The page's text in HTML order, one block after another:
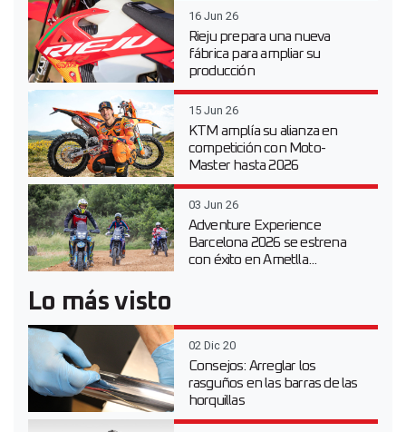
16 Jun 26
Rieju prepara una nueva
fábrica para ampliar su
producción
15 Jun 26
KTM amplía su alianza en
competición con Moto-
Master hasta 2026
03 Jun 26
Adventure Experience
Barcelona 2026 se estrena
con éxito en Ametlla...
Lo más visto
02 Dic 20
Consejos: Arreglar los
rasguños en las barras de las
horquillas